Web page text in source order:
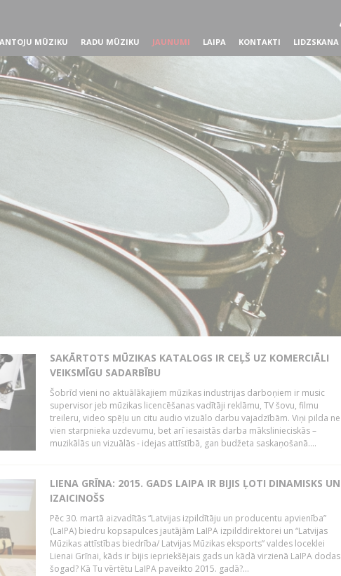
MŪZIKU RADU MŪZIKU JAUNUMI LAIPA KONTAKTI LIDZSKANA
SAKĀRTOTS MŪZIKAS KATALOGS IR CEĻŠ UZ KOMERCIĀLI
VEIKSMĪGU SADARBĪBU
Šobrīd vieni no aktuālākajiem mūzikas industrijas darboņiem ir music
supervisor jeb mūzikas licencēšanas vadītāji reklāmu, TV šovu, filmu
treileru, video spēļu un citu audio vizuālo darbu vajadzībām. Viņi pilda ne
vien starpnieka uzdevumu, bet arī iesaistās darba mākslinieciskās –
muzikālās un vizuālās - idejas attīstībā, gan budžeta saskaņošanā....
LIENA GRĪNA: 2015. GADS LAIPA IR BIJIS ĻOTI DINAMISKS UN
IZAICINOŠS
Pēc 30. martā aizvadītās “Latvijas izpildītāju un producentu apvienība”
(LaIPA) biedru kopsapulces jautājām LaIPA izpilddirektorei un “Latvijas
Mūzikas attīstības biedrība/ Latvijas Mūzikas eksports” valdes loceklei
Lienai Grīnai, kāds ir bijis iepriekšējais gads un kādā virzienā LaIPA dodas
šogad? Kā Tu vērtētu LaIPA paveikto 2015. gadā?...